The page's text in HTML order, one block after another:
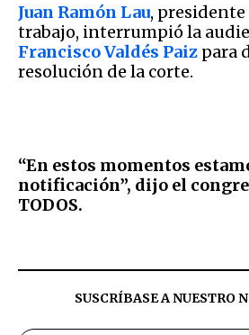
Juan Ramón Lau, presidente
trabajo, interrumpió la
Francisco Valdés Paiz para
resolución de la corte.
“En estos momentos
notificación”, dijo el
TODOS.
SUSCRÍBASE A NUESTRO